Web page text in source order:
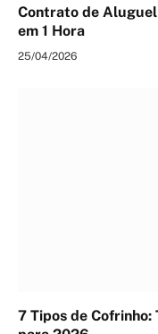
Contrato de Aluguel
em 1 Hora
25/04/2026
7 Tipos de